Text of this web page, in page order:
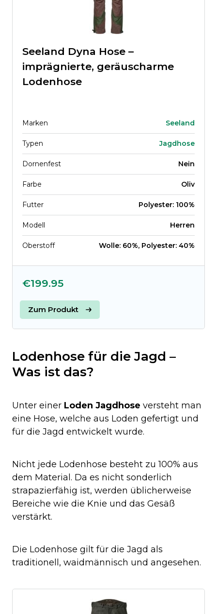
Seeland Dyna Hose –
imprägnierte, geräuscharme
Lodenhose
Marken Seeland
Typen Jagdhose
Dornenfest Nein
Farbe Oliv
Futter Polyester: 100%
Modell Herren
Oberstoff Wolle: 60%, Polyester: 40%
€199.95
Zum Produkt
Lodenhose für die Jagd –
Was ist das?
Unter einer Loden Jagdhose versteht man
eine Hose, welche aus Loden gefertigt und
für die Jagd entwickelt wurde.
Nicht jede Lodenhose besteht zu 100% aus
dem Material. Da es nicht sonderlich
strapazierfähig ist, werden üblicherweise
Bereiche wie die Knie und das Gesäß
verstärkt.
Die Lodenhose gilt für die Jagd als
traditionell, waidmännisch und angesehen.